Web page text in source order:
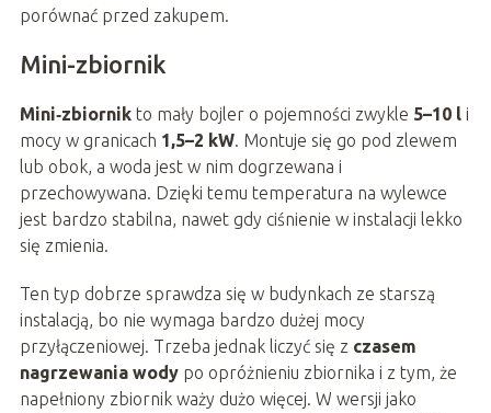
porównać przed zakupem.
Mini-zbiornik
Mini‑zbiornikto mały bojler o pojemności zwykle 5–10 l i
mocy w granicach 1,5–2 kW. Montuje się go pod zlewem
lub obok, a woda jest w nim dogrzewana i
przechowywana. Dzięki temu temperatura na wylewce
jest bardzo stabilna, nawet gdy ciśnienie w instalacji lekko
się zmienia.
Ten typ dobrze sprawdza się w budynkach ze starszą
instalacją, bo nie wymaga bardzo dużej mocy
przyłączeniowej. Trzeba jednak liczyć się z czasem
nagrzewania wodypo opróżnieniu zbiornika i z tym, że
napełniony zbiornik waży dużo więcej. W wersji jako